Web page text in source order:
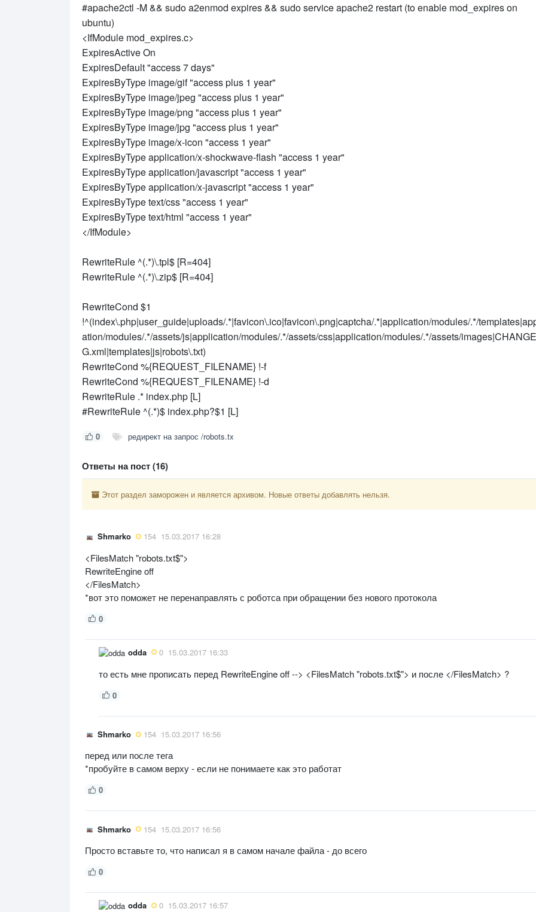
#apache2ctl -M && sudo a2enmod expires && sudo service apache2 restart (to enable mod_expires on
ubuntu)
<IfModule mod_expires.c>
ExpiresActive On
ExpiresDefault "access 7 days"
ExpiresByType image/gif "access plus 1 year"
ExpiresByType image/jpeg "access plus 1 year"
ExpiresByType image/png "access plus 1 year"
ExpiresByType image/jpg "access plus 1 year"
ExpiresByType image/x-icon "access 1 year"
ExpiresByType application/x-shockwave-flash "access 1 year"
ExpiresByType application/javascript "access 1 year"
ExpiresByType application/x-javascript "access 1 year"
ExpiresByType text/css "access 1 year"
ExpiresByType text/html "access 1 year"
</IfModule>
RewriteRule ^(.*)\.tpl$ [R=404]
RewriteRule ^(.*)\.zip$ [R=404]
RewriteCond $1
!^(index\.php|user_guide|uploads/.*|favicon\.ico|favicon\.png|captcha/.*|application/modules/.*/
ation/modules/.*/assets/js|application/modules/.*/assets/css|application/modules/.*/assets/
G.xml|templates|js|robots\.txt)
RewriteCond %{REQUEST_FILENAME} !-f
RewriteCond %{REQUEST_FILENAME} !-d
RewriteRule .* index.php [L]
#RewriteRule ^(.*)$ index.php?$1 [L]
0 редирект на запрос /robots.tx
Ответы на пост (16)
Этот раздел заморожен и является архивом. Новые ответы добавлять нельзя.
Shmarko 154 15.03.2017 16:28
<FilesMatch "robots.txt$">
RewriteEngine off
</FilesMatch>
*вот это поможет не перенаправлять с роботса при обращении без нового протокола
0
odda 0 15.03.2017 16:33
то есть мне прописать перед RewriteEngine off --> <FilesMatch "robots.txt$"> и после </FilesMatch> ?
0
Shmarko 154 15.03.2017 16:56
перед или после тега
*пробуйте в самом верху - если не понимаете как это работат
0
Shmarko 154 15.03.2017 16:56
Просто вставьте то, что написал я в самом начале файла - до всего
0
odda 0 15.03.2017 16:57